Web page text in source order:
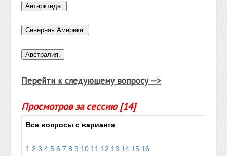
Перейти к следующему вопросу -->
Просмотров за сессию [14]
Все вопросы с варианта
1 2 3 4 5 6 7 8 9 10 11 12 13 14 15 16